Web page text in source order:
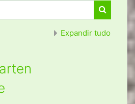
Buscar
Expandir tudo